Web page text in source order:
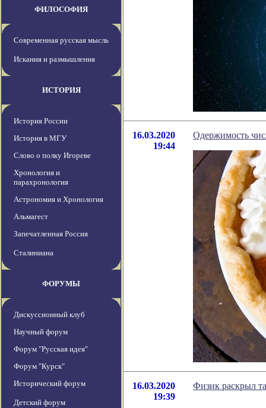
ФИЛОСОФИЯ
Современная русская мысль
Искания и размышления
ИСТОРИЯ
История России
История в МГУ
Слово о полку Игореве
Хронология и
парахронология
Астрономия и Хронология
Альмагест
Запечатленная Россия
Сталиниана
ФОРУМЫ
Дискуссионный клуб
Научный форум
Форум "Русская идея"
Форум "Курск"
Исторический форум
Детский форум
16.03.2020
19:44
Одержимость
16.03.2020
19:39
Физик раскрыл